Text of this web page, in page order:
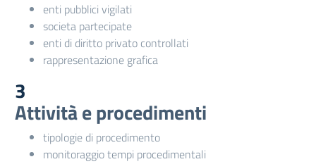
enti pubblici vigilati
societa partecipate
enti di diritto privato controllati
rappresentazione grafica
3
Attività e procedimenti
tipologie di procedimento
monitoraggio tempi procedimentali